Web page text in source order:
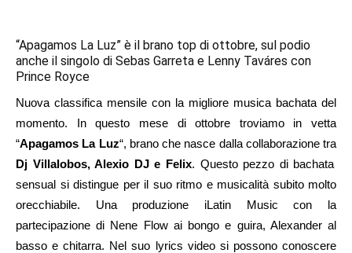
“Apagamos La Luz” è il brano top di ottobre, sul podio
anche il singolo di Sebas Garreta e Lenny Taváres con
Prince Royce
Nuova classifica mensile con la migliore musica bachata del
momento. In questo mese di ottobre troviamo in vetta
“Apagamos La Luz“, brano che nasce dalla collaborazione tra
Dj Villalobos, Alexio DJ e Felix. Questo pezzo di bachata
sensual si distingue per il suo ritmo e musicalità subito molto
orecchiabile. Una produzione iLatin Music con la
partecipazione di Nene Flow ai bongo e guira, Alexander al
basso e chitarra. Nel suo lyrics video si possono conoscere